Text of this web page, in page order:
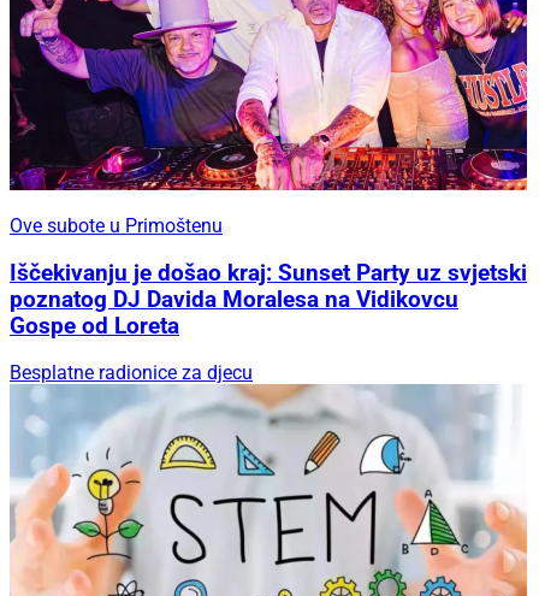
Ove subote u Primoštenu
Iščekivanju je došao kraj: Sunset Party uz svjetski
poznatog DJ Davida Moralesa na Vidikovcu
Gospe od Loreta
Besplatne radionice za djecu